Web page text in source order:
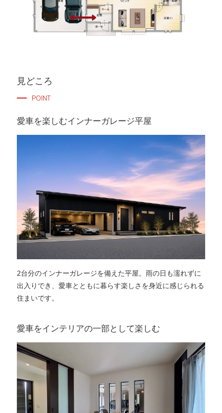
見どころ
POINT
愛車を楽しむインナーガレージ平屋
2台分のインナーガレージを備えた平屋。雨の日も濡れずに
出入りでき、愛車とともに暮らす楽しさを身近に感じられる
住まいです。
愛車をインテリアの一部として楽しむ